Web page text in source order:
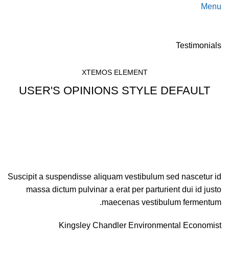
Menu
Testimonials
XTEMOS ELEMENT
USER'S OPINIONS STYLE DEFAULT
Suscipit a suspendisse aliquam vestibulum sed nascetur id
massa dictum pulvinar a erat per parturient dui id justo
maecenas vestibulum fermentum.
Kingsley Chandler Environmental Economist